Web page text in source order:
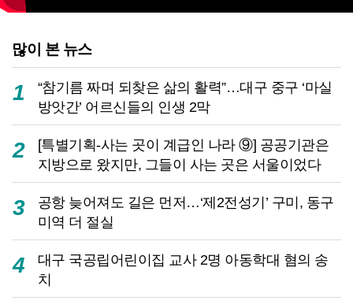
많이 본 뉴스
1
“참기름 짜며 되찾은 삶의 활력”…대구 중구 ‘마실
방앗간’ 어르신들의 인생 2막
2
[특별기획-사는 곳이 계급인 나라 ⑨] 공공기관은
지방으로 왔지만, 그들이 사는 곳은 서울이었다
3
공항 늦어져도 길은 먼저…‘제2전성기’ 구미, 동구
미역 더 절실
4
대구 국공립어린이집 교사 2명 아동학대 혐의 송
치